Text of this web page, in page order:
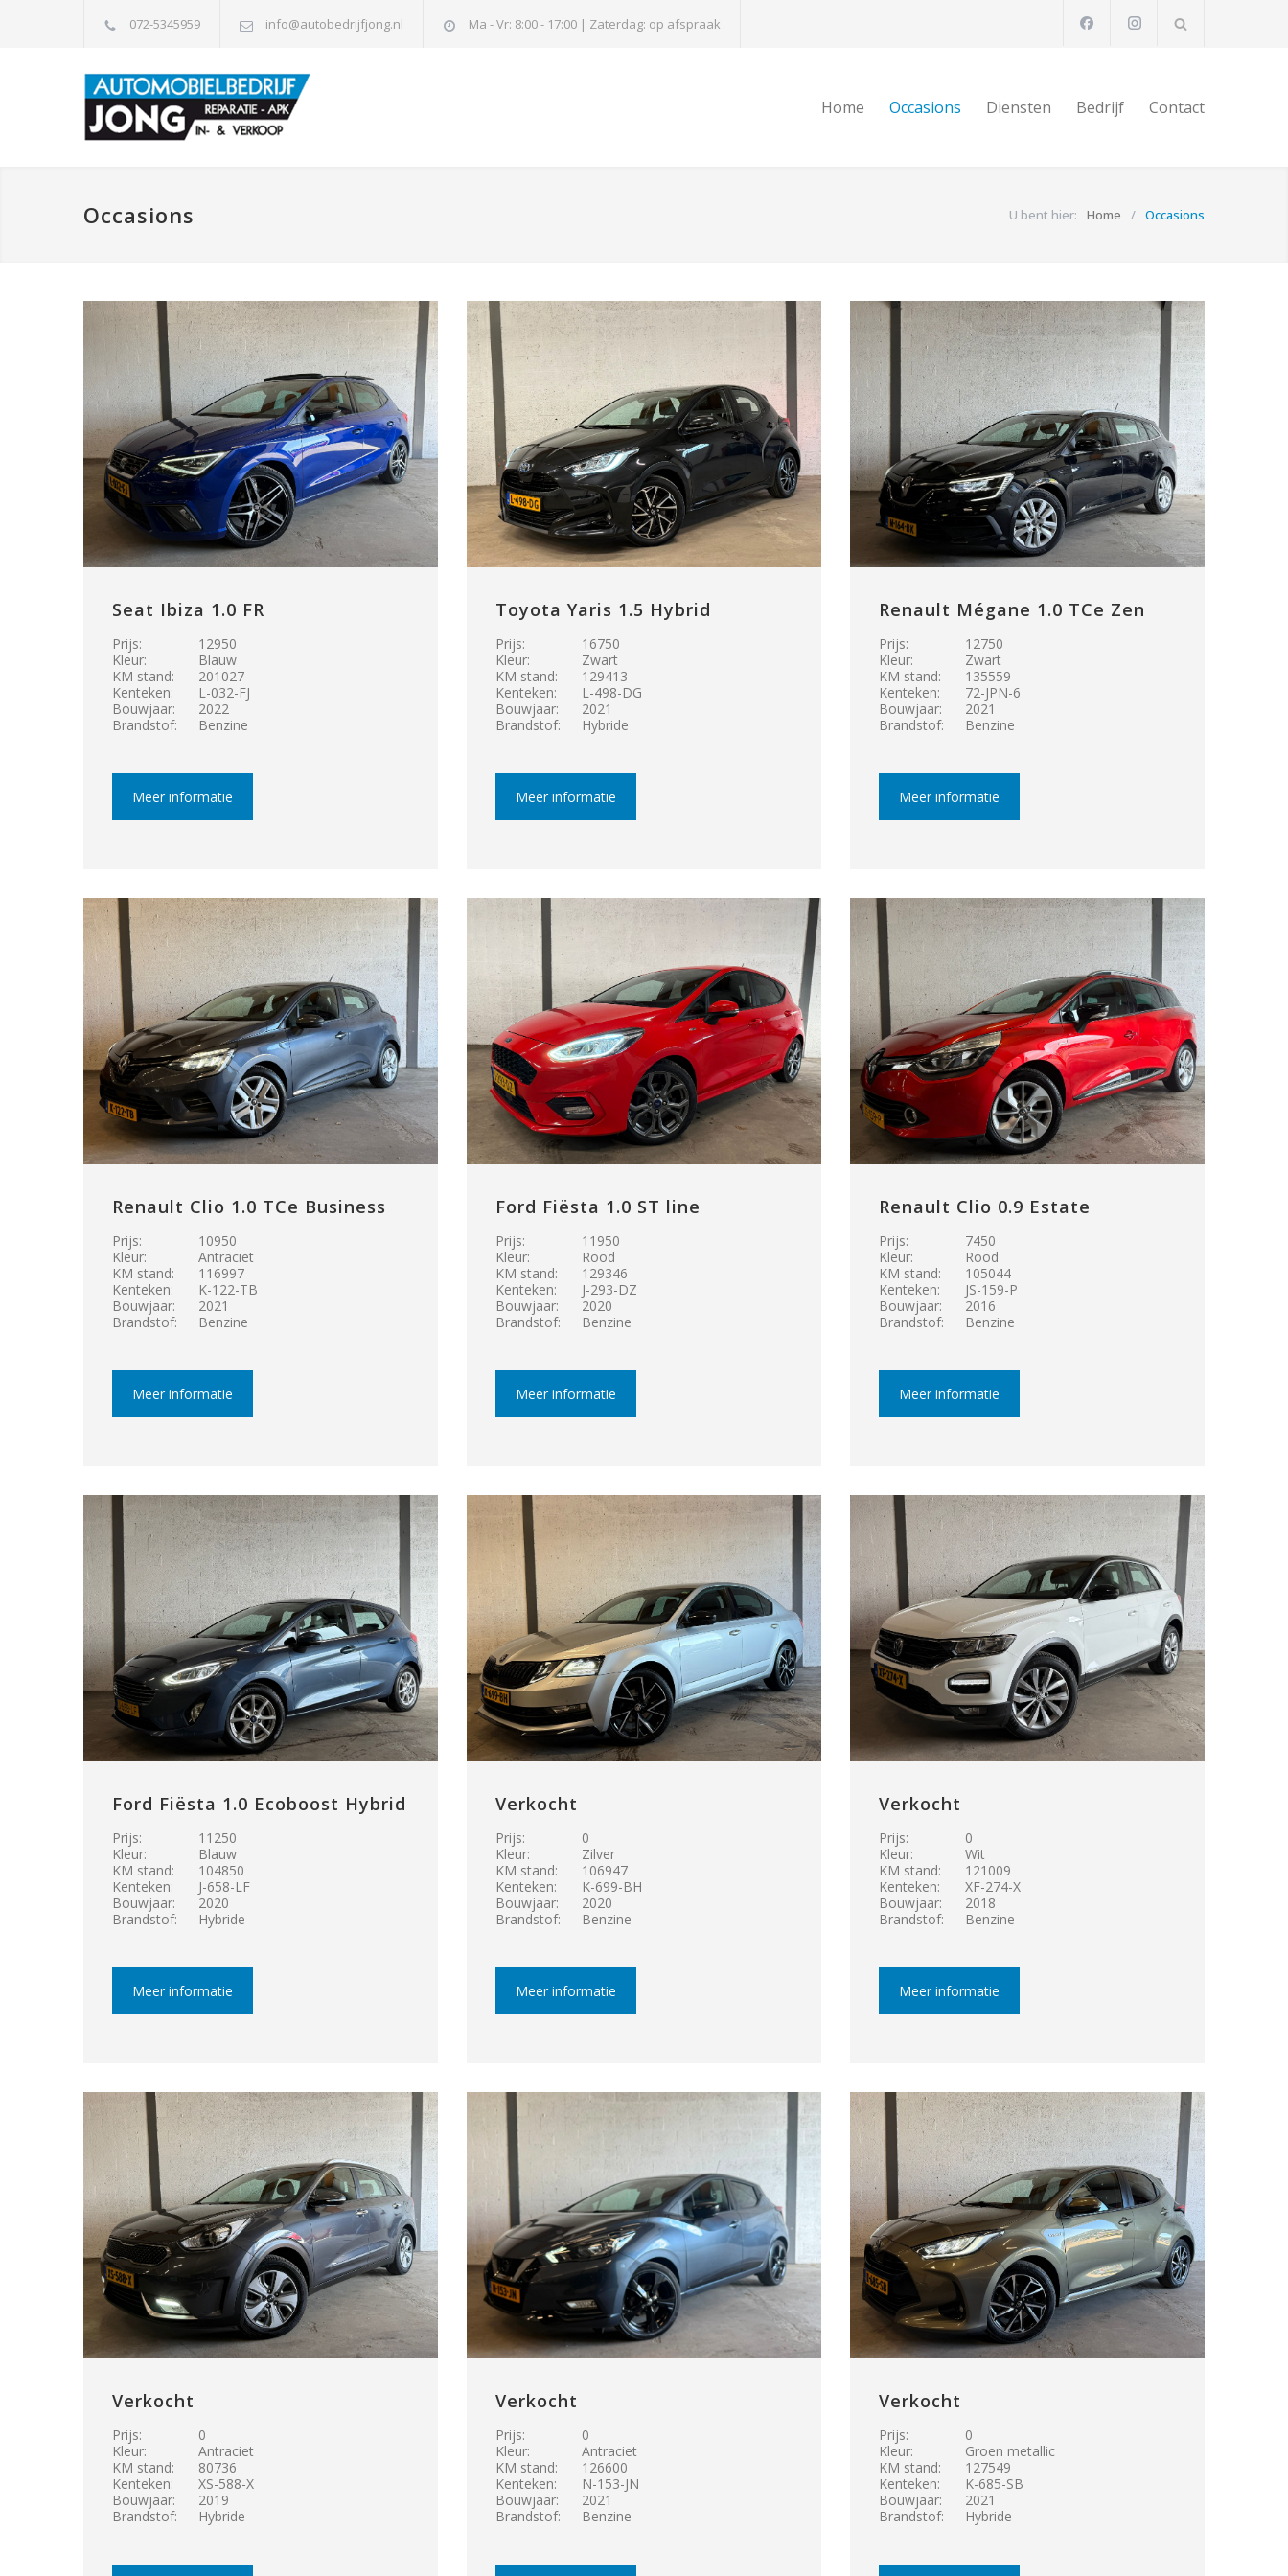
072-5345959 info@autobedrijfjong.nl Ma - Vr: 8:00 - 17:00 | Zaterdag: op afspraak
Home Occasions Diensten Bedrijf Contact
Occasions U bent hier: Home / Occasions
Seat Ibiza 1.0 FR
Prijs:
12950
Kleur:
Blauw
KM stand:
201027
Kenteken:
L-032-FJ
Bouwjaar:
2022
Brandstof:
Benzine
Meer informatie
Toyota Yaris 1.5 Hybrid
Prijs:
16750
Kleur:
Zwart
KM stand:
129413
Kenteken:
L-498-DG
Bouwjaar:
2021
Brandstof:
Hybride
Meer informatie
Renault Mégane 1.0 TCe Zen
Prijs:
12750
Kleur:
Zwart
KM stand:
135559
Kenteken:
72-JPN-6
Bouwjaar:
2021
Brandstof:
Benzine
Meer informatie
Renault Clio 1.0 TCe Business
Prijs:
10950
Kleur:
Antraciet
KM stand:
116997
Kenteken:
K-122-TB
Bouwjaar:
2021
Brandstof:
Benzine
Meer informatie
Ford Fiësta 1.0 ST line
Prijs:
11950
Kleur:
Rood
KM stand:
129346
Kenteken:
J-293-DZ
Bouwjaar:
2020
Brandstof:
Benzine
Meer informatie
Renault Clio 0.9 Estate
Prijs:
7450
Kleur:
Rood
KM stand:
105044
Kenteken:
JS-159-P
Bouwjaar:
2016
Brandstof:
Benzine
Meer informatie
Ford Fiësta 1.0 Ecoboost Hybrid
Prijs:
11250
Kleur:
Blauw
KM stand:
104850
Kenteken:
J-658-LF
Bouwjaar:
2020
Brandstof:
Hybride
Meer informatie
Verkocht
Prijs:
0
Kleur:
Zilver
KM stand:
106947
Kenteken:
K-699-BH
Bouwjaar:
2020
Brandstof:
Benzine
Meer informatie
Verkocht
Prijs:
0
Kleur:
Wit
KM stand:
121009
Kenteken:
XF-274-X
Bouwjaar:
2018
Brandstof:
Benzine
Meer informatie
Verkocht
Prijs:
0
Kleur:
Antraciet
KM stand:
80736
Kenteken:
XS-588-X
Bouwjaar:
2019
Brandstof:
Hybride
Verkocht
Prijs:
0
Kleur:
Antraciet
KM stand:
126600
Kenteken:
N-153-JN
Bouwjaar:
2021
Brandstof:
Benzine
Verkocht
Prijs:
0
Kleur:
Groen metallic
KM stand:
127549
Kenteken:
K-685-SB
Bouwjaar:
2021
Brandstof:
Hybride